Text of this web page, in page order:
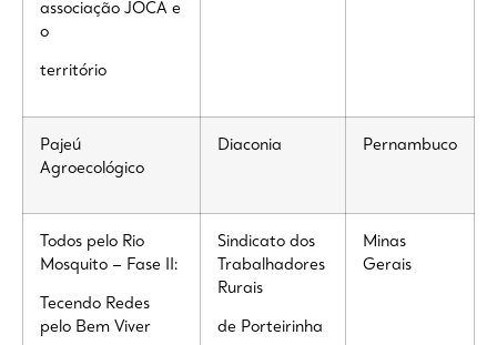
associação JOCA e
o
território
Pajeú
Agroecológico
Diaconia Pernambuco
Todos pelo Rio
Mosquito – Fase II:
Tecendo Redes
pelo Bem Viver
Sindicato dos
Trabalhadores
Rurais
de Porteirinha
Minas
Gerais